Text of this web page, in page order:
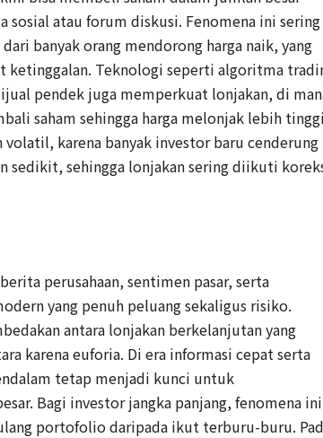
sosial atau forum diskusi. Fenomena ini sering
banyak orang mendorong harga naik, yang
ketinggalan. Teknologi seperti algoritma
pendek juga memperkuat lonjakan, di
saham sehingga harga melonjak lebih
karena banyak investor baru cenderung
sedikit, sehingga lonjakan sering diikuti
perusahaan, sentimen pasar, serta
yang penuh peluang sekaligus risiko.
antara lonjakan berkelanjutan yang
karena euforia. Di era informasi cepat serta
tetap menjadi kunci untuk
Bagi investor jangka panjang, fenomena ini
portofolio daripada ikut terburu-buru.